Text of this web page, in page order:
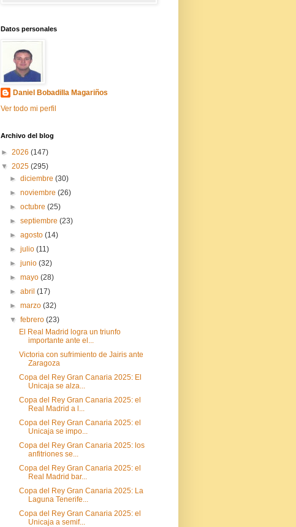
Datos personales
Daniel Bobadilla Magariños
Ver todo mi perfil
Archivo del blog
► 2026 (147)
▼ 2025 (295)
►diciembre(30)
►noviembre(26)
►octubre(25)
►septiembre(23)
►agosto(14)
►julio(11)
►junio(32)
►mayo(28)
►abril(17)
►marzo(32)
▼febrero(23)
El Real Madrid logra un triunfo
importante ante el...
Victoria con sufrimiento de Jairis ante
Zaragoza
Copa del Rey Gran Canaria 2025: El
Unicaja se alza...
Copa del Rey Gran Canaria 2025: el
Real Madrid a l...
Copa del Rey Gran Canaria 2025: el
Unicaja se impo...
Copa del Rey Gran Canaria 2025: los
anfitriones se...
Copa del Rey Gran Canaria 2025: el
Real Madrid bar...
Copa del Rey Gran Canaria 2025: La
Laguna Tenerife...
Copa del Rey Gran Canaria 2025: el
Unicaja a semif...